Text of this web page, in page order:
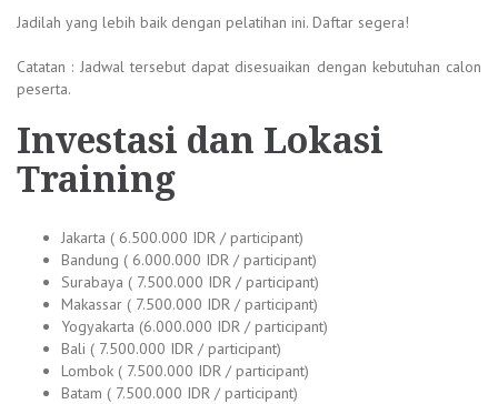
Jadilah yang lebih baik dengan pelatihan ini. Daftar segera!
Catatan : Jadwal tersebut dapat disesuaikan dengan kebutuhan calon
peserta.
Investasi dan Lokasi
Training
Jakarta ( 6.500.000 IDR / participant)
Bandung ( 6.000.000 IDR / participant)
Surabaya ( 7.500.000 IDR / participant)
Makassar ( 7.500.000 IDR / participant)
Yogyakarta (6.000.000 IDR / participant)
Bali ( 7.500.000 IDR / participant)
Lombok ( 7.500.000 IDR / participant)
Batam ( 7.500.000 IDR / participant)